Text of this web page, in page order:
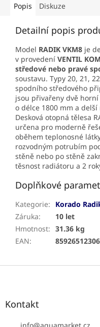
Popis Diskuze
Detailní popis
Model RADIK VKM8 je
v provedení VENTIL
středové nebo pravé
soustavu. Typy 20, 21,
spodního středového
jsou přivařeny dvě
o délce 1800 mm a
Desková otopná tělesa
určena pro moderně
oběhem teplonosné
rozvodným potrubím
stěně nebo po stěně
těsnost radiátoru a 2
Doplňkové
Kategorie:
Korado
Záruka:
10 let
Hmotnost: 31.36 kg
EAN:
Z
Kontakt
info@aquamarket.cz